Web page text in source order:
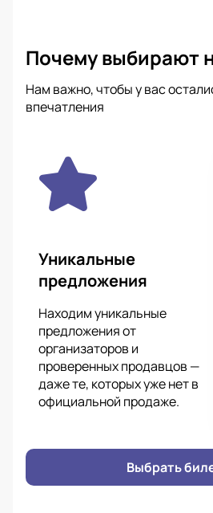
родной Англии, а потом уже
На сцене театра Ермоловой
же как молодые герои Осборна
душу, выходить из непростого
треугольника с участием
и ее близкой подруги.
Ошибаясь, падая на пути, они
счастье. Любовь, которую
главную мировую ценность и
которого жаждут герои.
Купить билеты на спектакль
вы можете у нас на сайте.
оплатите заказ удобным
на приятный вечер в
Почему выбирают
Нам важно, чтобы у вас
впечатления
Уникальные
предложения
Находим уникальные
предложения от
организаторов и
проверенных продавцов —
даже те, которых уже нет в
официальной продаже.
Выбрать